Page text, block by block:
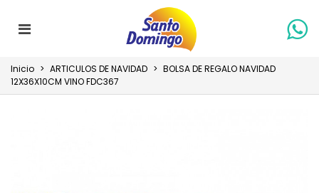
Inicio > ARTICULOS DE NAVIDAD > BOLSA DE REGALO NAVIDAD
12X36X10CM VINO FDC367